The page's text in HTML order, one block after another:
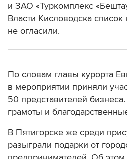
и ЗАО «Туркомплекс
Власти Кисловодска список
не огласили.
По словам главы курорта
в мероприятии приняли
50 представителей
грамоты и
В Пятигорске же среди
разыграли подарки от